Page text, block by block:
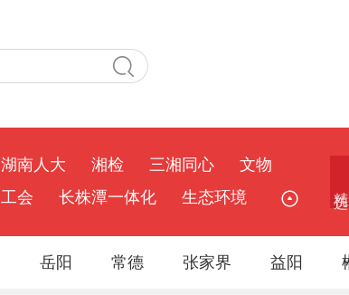
湖南人大 湘检 三湘同心
文物
工会
长株潭一体化 生态环境
岳阳 常德 张家界 益阳